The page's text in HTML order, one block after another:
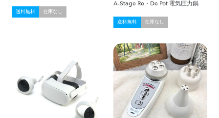
送料無料 在庫なし
A-Stage Re・De Pot 電気圧力鍋
送料無料 在庫なし